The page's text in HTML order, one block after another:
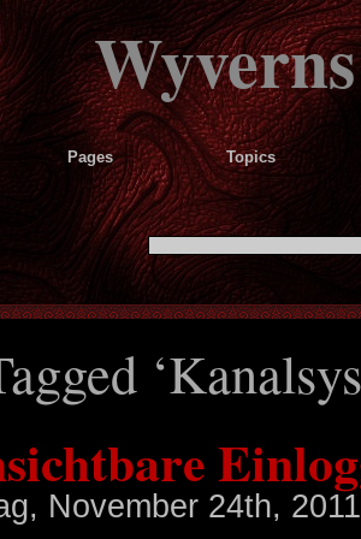
Pages Topics
November 24th, 2011